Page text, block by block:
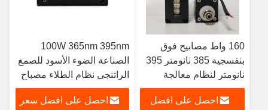
160 واط مصابيح فوق
بنفسجية 385 نانومتر 395
نانومتر لنظام معالجة
الأشعة فوق البنفسجية
المبرد بالماء ذو الإضاءة
احصل على افضل
100W 365nm 395nm
الصناعة الضوء الأسود للصمغ
الراتنجي نظام الطلاء مصباح
العلاج فوق البنفسجي
احصل على افضل سعر